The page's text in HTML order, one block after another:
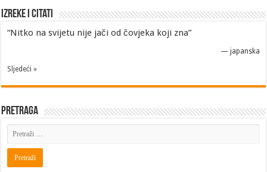
Izreke i Citati
“Nitko na svijetu nije jači od čovjeka koji zna”
— japanska
Sljedeći »
Pretraga